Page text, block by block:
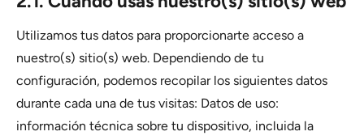
Utilizamos tus datos para proporcionarte acceso a
nuestro(s) sitio(s) web. Dependiendo de tu
configuración, podemos recopilar los siguientes datos
durante cada una de tus visitas: Datos de uso:
información técnica sobre tu dispositivo, incluida la